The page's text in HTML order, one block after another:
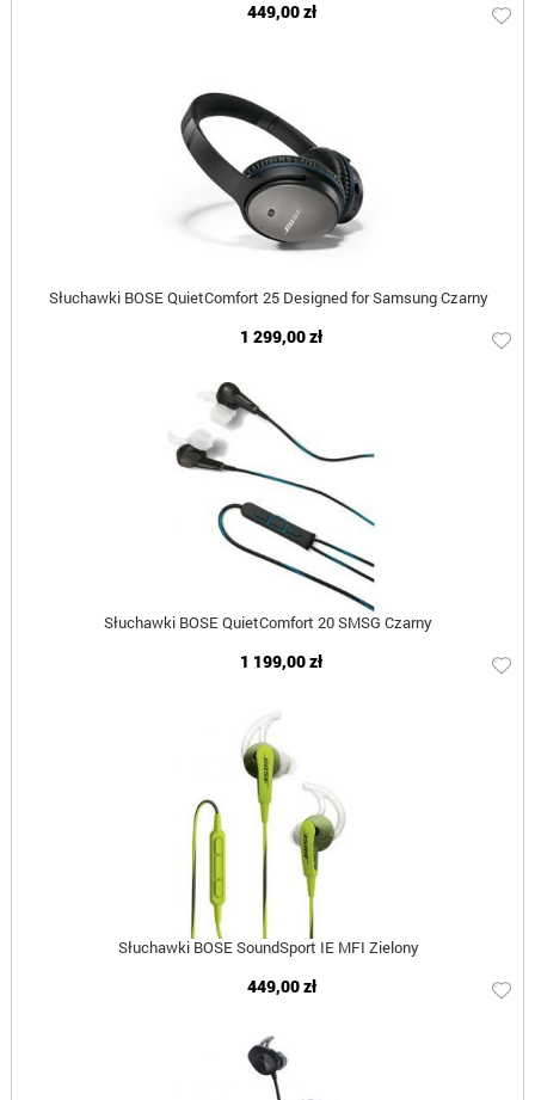
449,00 zł
Słuchawki BOSE QuietComfort 25 Designed for Samsung Czarny
1 299,00 zł
Słuchawki BOSE QuietComfort 20 SMSG Czarny
1 199,00 zł
Słuchawki BOSE SoundSport IE MFI Zielony
449,00 zł